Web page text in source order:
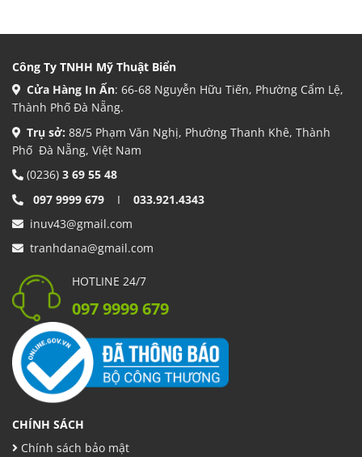
Công Ty TNHH Mỹ Thuật Biển
Cửa Hàng In Ấn: 66-68 Nguyễn Hữu Tiến, Phường Cẩm Lệ,
Thành Phố Đà Nẵng.
Trụ sở: 88/5 Phạm Văn Nghị, Phường Thanh Khê, Thành
Phố Đà Nẵng, Việt Nam
(0236) 3 69 55 48
097 9999 679 I 033.921.4343
inuv43@gmail.com
tranhdana@gmail.com
HOTLINE 24/7
097 9999 679
CHÍNH SÁCH
Chính sách bảo mật